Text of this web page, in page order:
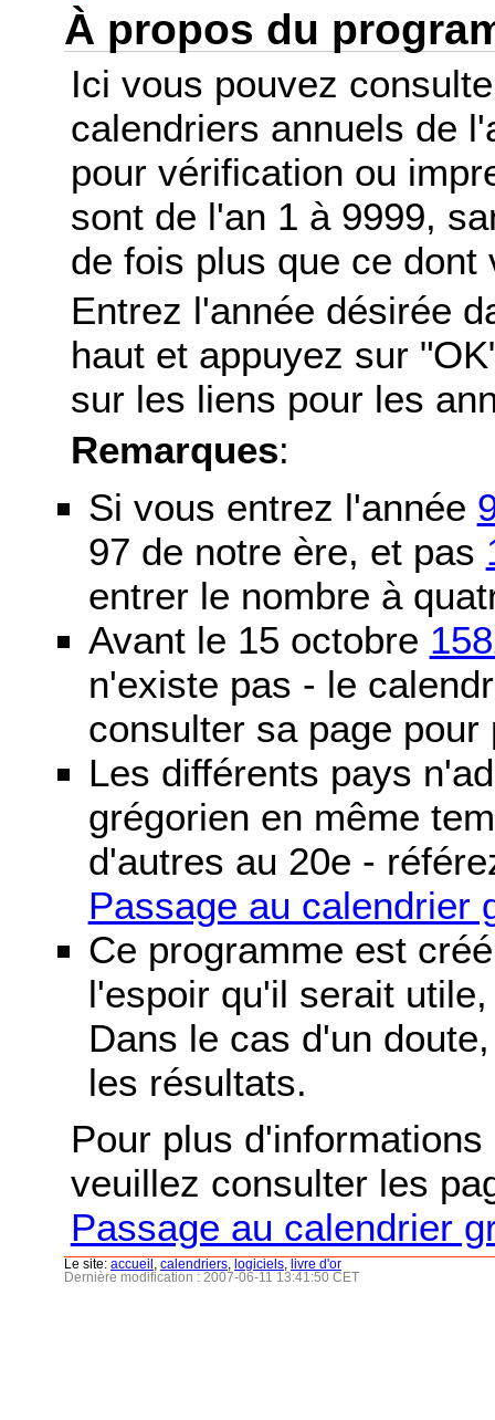
À propos du
Ici vous pouvez
calendriers annuels de
pour vérification ou
sont de l'an 1 à 9999,
de fois plus que ce dont
Entrez l'année désirée
haut et appuyez sur
sur les liens pour les
Remarques:
Si vous entrez l'année
97 de notre ère, et pas
entrer le nombre à
Avant le 15 octobre
n'existe pas - le
consulter sa page pour
Les différents pays
grégorien en même
d'autres au 20e -
Passage au calendrier
Ce programme est
l'espoir qu'il serait
Dans le cas d'un
les résultats.
Pour plus
veuillez consulter les
Passage au calendrier
Le site: accueil calendriers logiciels
livre d'or
Dernière modification : 2007-06-11 13:41:50 CET